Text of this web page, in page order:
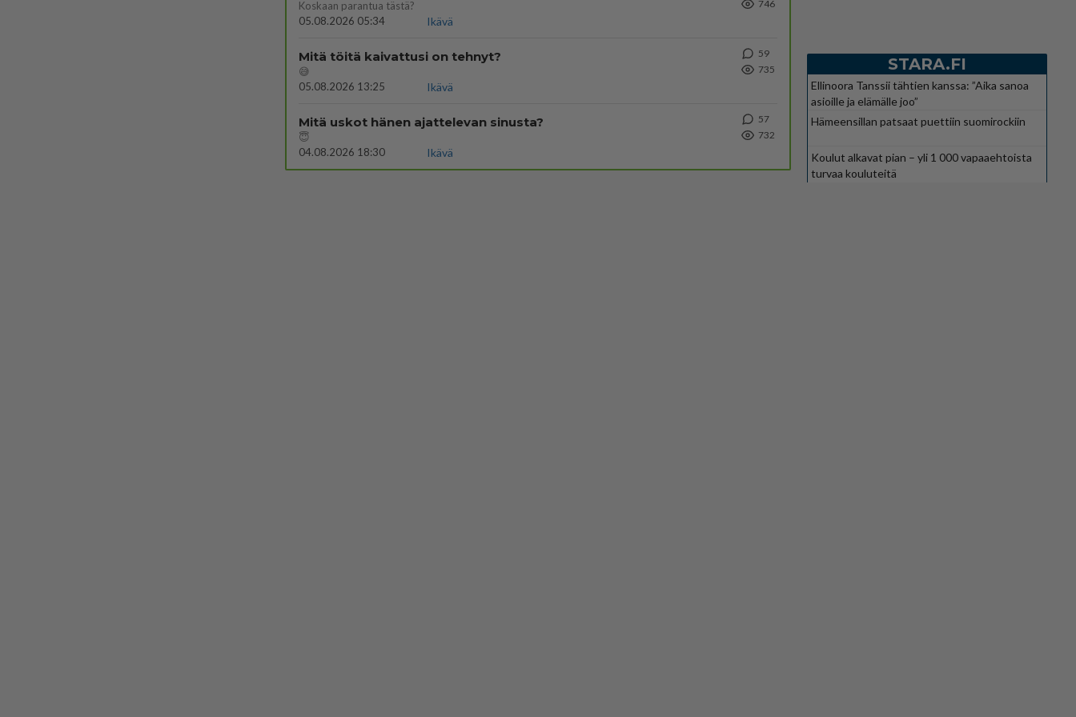
Koskaan parantua tästä?
05.08.2026 05:34
Ikävä
746
Mitä töitä kaivattusi on tehnyt?
😅
05.08.2026 13:25
Ikävä
59
735
Mitä uskot hänen ajattelevan sinusta?
😇
04.08.2026 18:30
Ikävä
57
732
STARA.FI
Ellinoora Tanssii tähtien kanssa: ”Aika sanoa
asioille ja elämälle joo”
Hämeensillan patsaat puettiin suomirockiin
Koulut alkavat pian – yli 1 000 vapaaehtoista
turvaa kouluteitä